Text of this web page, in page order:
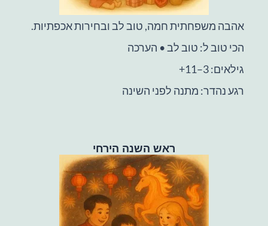
אהבה משפחתית חמה, טוב לב ובחירות אכפתיות.
הכי טוב ל: טוב לב • הערכה
גילאים: 3–11+
רגע נהדר: מתנה לפני השינה
ראש השנה הירחי